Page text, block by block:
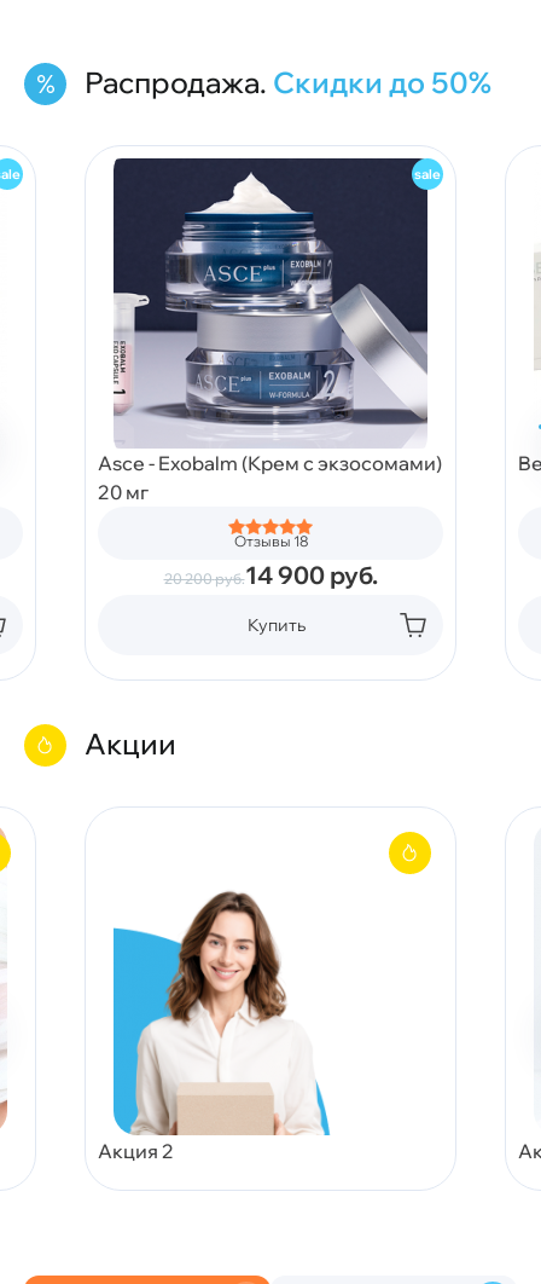
Распродажа. Скидки до 50%
Asce - Exobalm (Крем с экзосомами)
20 мг
Отзывы 18
20 200руб.14 900 руб.
Купить
Акции
Акция 2